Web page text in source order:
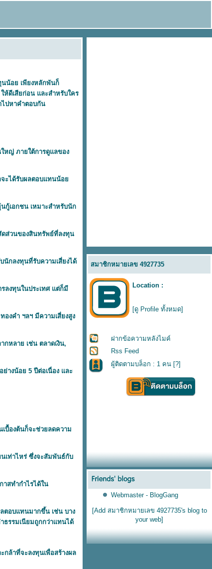
นน้อย เพียงหลักพันก็
ห้ดีเสียก่อน และสำหรับใคร
ไปหาคำตอบกัน
หญ่ ภายใต้การดูแลของ
จะได้รับผลตอบแทนน้อ
กู้เอกชน เหมาะสำหรับนัก
ส่วนของสินทรัพย์ที่ลงทุน
กลงทุนที่รับความเสี่ยงได้
ลงทุนในประเทศ แต่ก็มี
งคำ ฯลฯ มีความเสี่ยงสูง
กหลาย เช่น ตลาดเงิน,
ย่างน้อย 5 ปีต่อเนื่อง และ
บื้องต้นก็จะช่วยลดความ
นเท่าไหร่ ซึ่งจะสัมพันธ์กับ
สทำกำไรได้ใน
ตอบแทนมากขึ้น เช่น บาง
ธรรมเนียมถูกกว่าแทนได้
กล้าที่จะลงทุนเพื่อสร้างผล
สมาชิกหมายเลข 4927735
Location :
[ดู Profile ทั้งหมด]
ฝากข้อความหลังไมค์
Rss Feed
ผู้ติดตามบล็อก : 1 คน [?]
Webmaster - BlogGang
[Add สมาชิกหมายเลข 4927735's blog to
your web]